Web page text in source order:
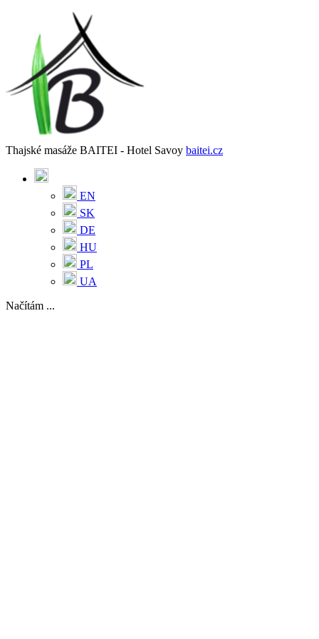
Thajské masáže BAITEI - Hotel Savoy baitei.cz
EN
SK
DE
HU
PL
UA
Načítám ...